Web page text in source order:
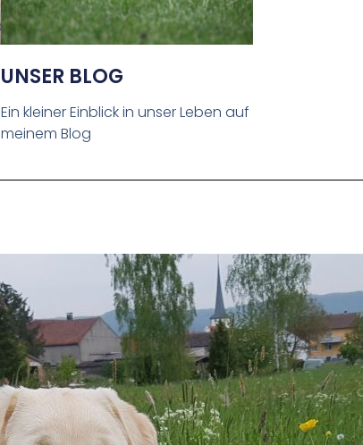
UNSER BLOG
Ein kleiner Einblick in unser Leben auf
meinem Blog